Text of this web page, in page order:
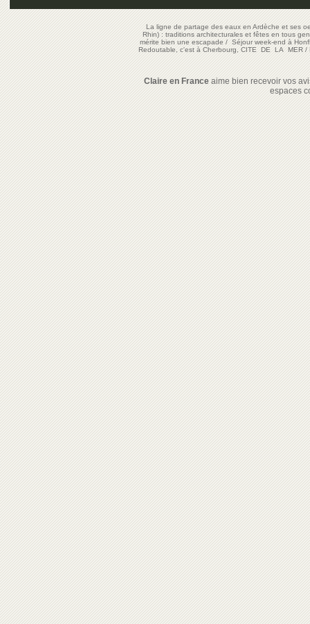
La ligne de partage des eaux en Ardèche et ses
Rhin) : traditions architecturales et fêtes en tous
mérite bien une escapade/Séjour week-end à
Redoutable, c'est à Cherbourg, CITE DE LA MER/
Claire en Franceaime bien recevoir vos
espaces